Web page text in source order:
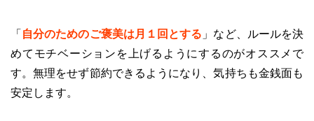
「 自分のためのご褒美は月１回とする 」など、ルールを決
めてモチベーションを上げるようにするのがオススメで
す。無理をせず節約できるようになり、気持ちも金銭面も
安定します。